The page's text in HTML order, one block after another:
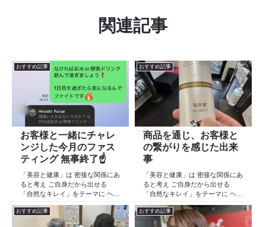
関連記事
おすすめ記事
お客様と一緒にチャレ
ンジした今月のファス
ティング 無事終了☝️
「美容と健康」は 密接な関係にあ
ると考え ご自身だから出せる
「自然なキレイ」をテーマに ヘア
の 「根本改善」を目的とした美容
院 Def 古江です 2023年３月30日
おすすめ記事
商品を通じ、お客様と
の繋がりを感じた出来
事
「美容と健康」は 密接な関係にあ
ると考え ご自身だから出せる
「自然なキレイ」をテーマに ヘア
の 「根本改善」を目的とした美容
院 Def 古江です 2023年３月30日
おすすめ記事 おすすめ記事